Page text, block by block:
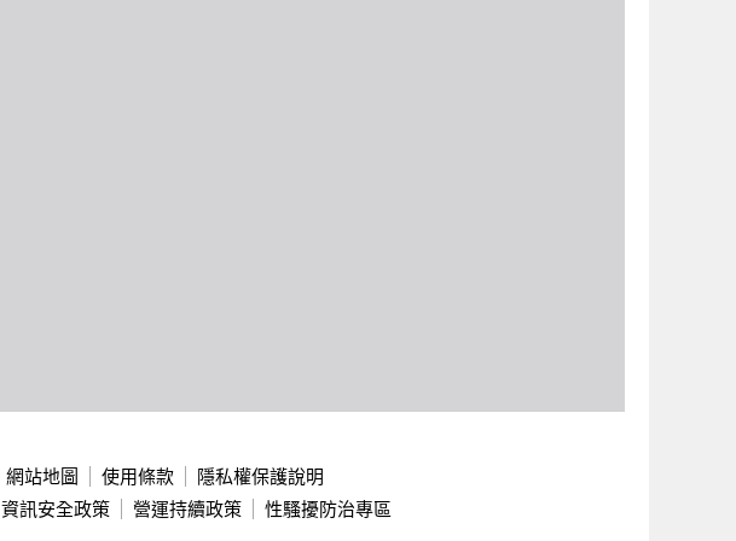
網站地圖 使用條款
隱私權保護說明
資訊安全政策 營運持續政策
性騷擾防治專區